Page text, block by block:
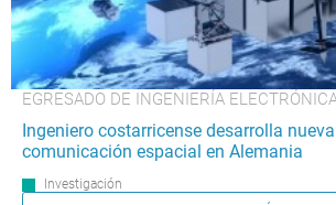
EGRESADO DE INGENIERÍA
Ingeniero costarricense desarrolla
comunicación espacial en Alemania
Investigación